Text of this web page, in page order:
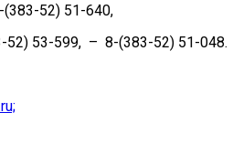
52) 51-640,
52) 53-599, – 8-(383-52) 51-048.